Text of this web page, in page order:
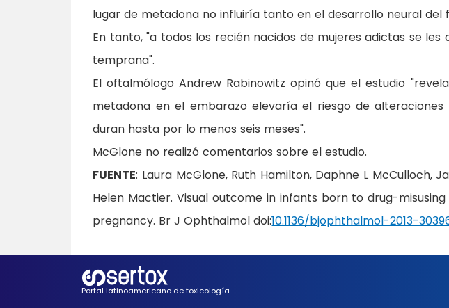
lugar de metadona no influiría tanto en el desarrollo neural del
En tanto, "a todos los recién nacidos de mujeres adictas se les
temprana".
El oftalmólogo Andrew Rabinowitz opinó que el estudio
metadona en el embarazo elevaría el riesgo de alteraciones
duran hasta por lo menos seis meses".
McGlone no realizó comentarios sobre el estudio.
FUENTE: Laura McGlone, Ruth Hamilton, Daphne L McCulloch,
Helen Mactier. Visual outcome in infants born to drug-
pregnancy. Br J Ophthalmol doi:10.1136/bjophthalmol-2013-
Portal latinoamericano de toxicología